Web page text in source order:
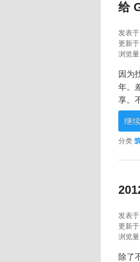
给
发表于
更新于
浏览
因为
年。
享。
继
分类
发表于
更新于
浏览
除了